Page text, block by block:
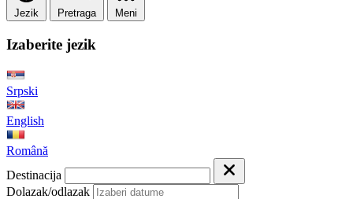
Jezik Pretraga Meni
Izaberite jezik
Srpski
English
Română
Destinacija
Dolazak/odlazak